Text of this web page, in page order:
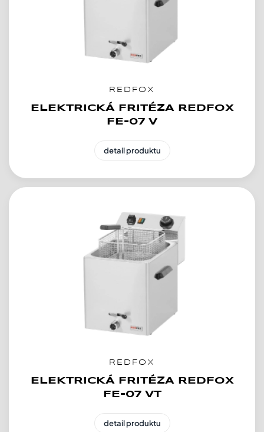
REDFOX
ELEKTRICKÁ FRITÉZA REDFOX
FE-07 V
detail produktu
REDFOX
ELEKTRICKÁ FRITÉZA REDFOX
FE-07 VT
detail produktu